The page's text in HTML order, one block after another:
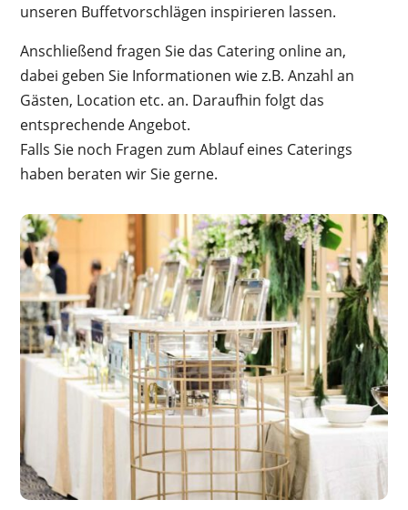
unseren Buffetvorschlägen inspirieren lassen.
Anschließend fragen Sie das Catering online an,
dabei geben Sie Informationen wie z.B. Anzahl an
Gästen, Location etc. an. Daraufhin folgt das
entsprechende Angebot.
Falls Sie noch Fragen zum Ablauf eines Caterings
haben beraten wir Sie gerne.